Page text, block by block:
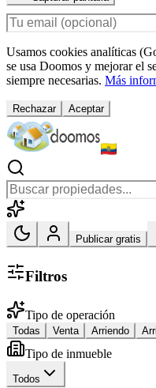
Usamos cookies analíticas
se usa Doomos y mejorar el
siempre necesarias. Más
Rechazar Aceptar
Publicar gratis
Filtros
Tipo de operación
Todas Venta Arriendo
Tipo de inmueble
Todos